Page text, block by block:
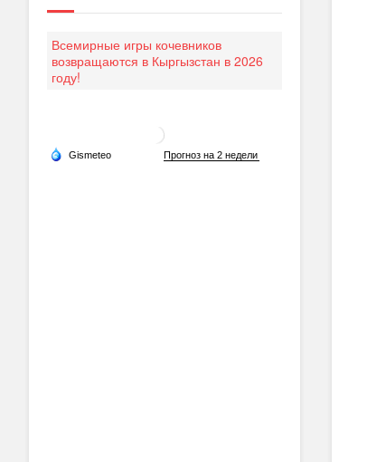
Всемирные игры кочевников
возвращаются в Кыргызстан в 2026
году!